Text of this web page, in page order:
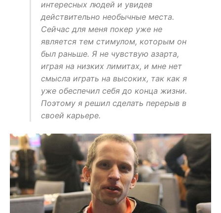
интересных людей и увидев
действительно необычные места.
Сейчас для меня покер уже не
является тем стимулом, которым он
был раньше. Я не чувствую азарта,
играя на низких лимитах, и мне нет
смысла играть на высоких, так как я
уже обеспечил себя до конца жизни.
Поэтому я решил сделать перерыв в
своей карьере.